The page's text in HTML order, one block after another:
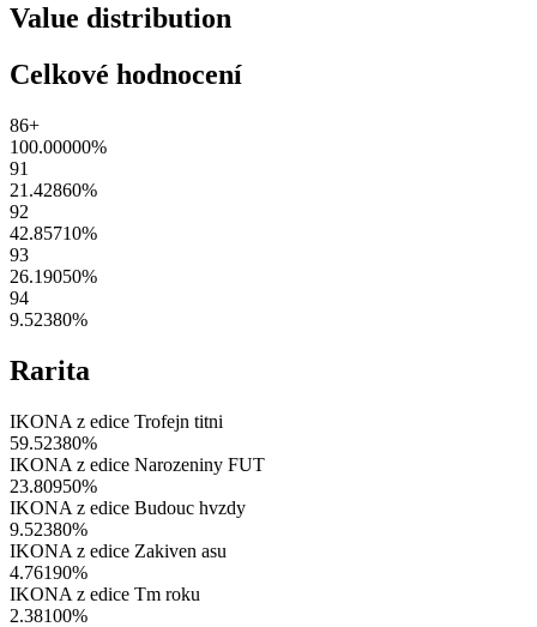
Value distribution
Celkové hodnocení
86+
100.00000%
91
21.42860%
92
42.85710%
93
26.19050%
94
9.52380%
Rarita
IKONA z edice Trofejn titni
59.52380%
IKONA z edice Narozeniny FUT
23.80950%
IKONA z edice Budouc hvzdy
9.52380%
IKONA z edice Zakiven asu
4.76190%
IKONA z edice Tm roku
2.38100%